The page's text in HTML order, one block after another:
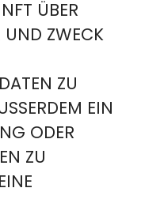
ÜBER
UND ZWECK
ZU
EIN R
ODER L
ZU V
E